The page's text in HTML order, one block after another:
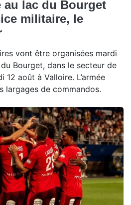
au lac du Bourget
militaire, le
vont être organisées mardi
Bourget, dans le secteur de
12 août à Valloire. L’armée
largages de commandos.